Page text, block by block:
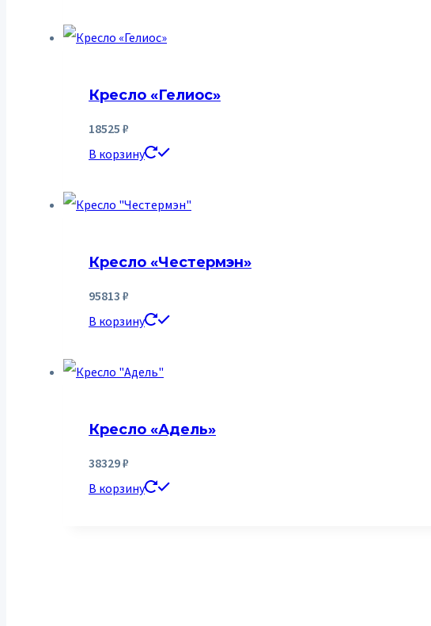
Кресло «Гелиос»
18525 ₽
В корзину
Кресло «Честермэн»
95813 ₽
В корзину
Кресло «Адель»
38329₽
В корзину